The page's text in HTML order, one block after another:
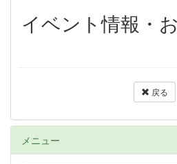
イベント情報・
戻る
メニュー